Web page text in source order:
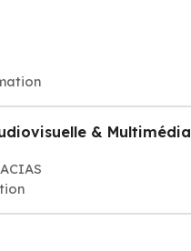
& Multimédia